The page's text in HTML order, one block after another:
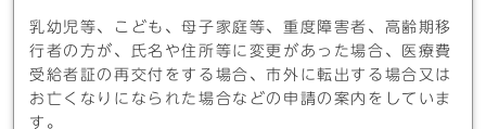
乳幼児等、こども、母子家庭等、重度障害者、高齢期移
行者の方が、氏名や住所等に変更があった場合、医療費
受給者証の再交付をする場合、市外に転出する場合又は
お亡くなりになられた場合などの申請の案内をしていま
す。